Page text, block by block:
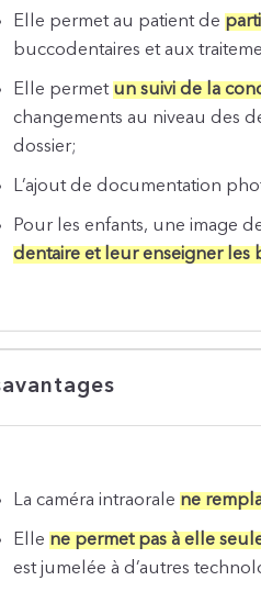
Elle permet au patient de
buccodentaires et aux
Elle permet un suivi de la
changements au niveau des
dossier;
L’ajout de documentation
Pour les enfants, une image
dentaire et leur enseigner les
La caméra intraorale ne
Elle ne permet pas à elle
est jumelée à d’autres